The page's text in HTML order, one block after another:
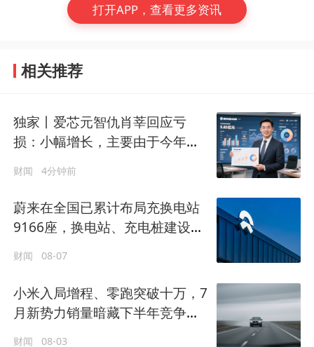
打开APP，查看更多资讯
相关推荐
独家丨爱芯元智仇肖莘回应亏
损：小幅增长，主要由于今年有
财闻 4分钟前
蔚来在全国已累计布局充换电站
9166座，换电站、充电桩建设位
财闻 08-07
小米入局增程、零跑突破十万，7
月新势力销量暗藏下半年竞争信
财闻 08-03